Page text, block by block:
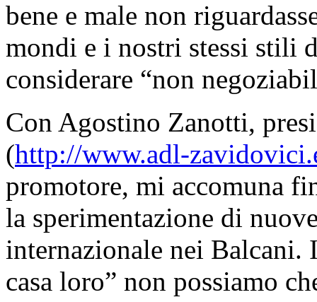
bene e male non
mondi e i nostri stessi stili
considerare “non
Con Agostino Zanotti,
(http://www.adl-
promotore, mi accomuna
la sperimentazione di
internazionale nei Balcani.
casa loro” non possiamo